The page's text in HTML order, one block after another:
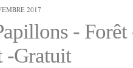
2017
-
-Gratuit